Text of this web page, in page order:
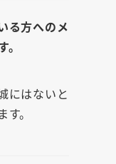
る方へのメ
にはないと
。